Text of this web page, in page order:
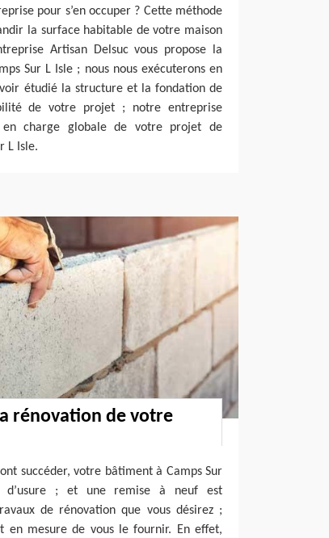
pour s’en occuper ? Cette méthode
la surface habitable de votre maison
Artisan Delsuc vous propose la
Sur L Isle ; nous nous exécuterons en
étudié la structure et la fondation de
de votre projet ; notre entreprise
charge globale de votre projet de
L Isle.
rénovation de votre
succéder, votre bâtiment à Camps Sur
d’usure ; et une remise à neuf est
de rénovation que vous désirez ;
en mesure de vous le fournir. En effet,